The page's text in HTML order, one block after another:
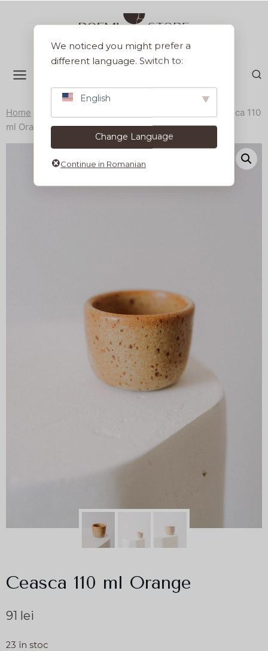
Home
Ceasca 110
ml Orange
Ceasca 110 ml Orange
91 lei
23 în stoc
We noticed you might prefer a
different language. Switch to:
English
Change Language
Continue in Romanian